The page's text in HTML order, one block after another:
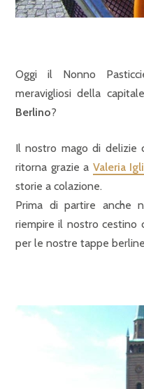
Oggi il Nonno
meravigliosi della
Berlino?
Il nostro mago di delizie
ritorna grazie a Valeria
storie a colazione.
Prima di partire anche
riempire il nostro cestino
per le nostre tappe